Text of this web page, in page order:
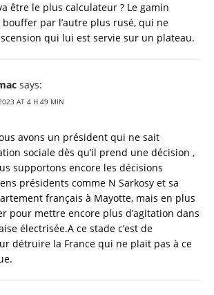
être le plus calculateur ? Le gamin
par l’autre plus rusé, qui ne
qui lui est servie sur un plateau.
says:
AT 4 H 49 MIN
avons un président qui ne sait
sociale dès qu’il prend une décision ,
supportons encore les décisions
présidents comme N Sarkosy et sa
français à Mayotte, mais en plus
pour mettre encore plus d’agitation dans
électrisée.A ce stade c’est de
détruire la France qui ne plait pas à ce